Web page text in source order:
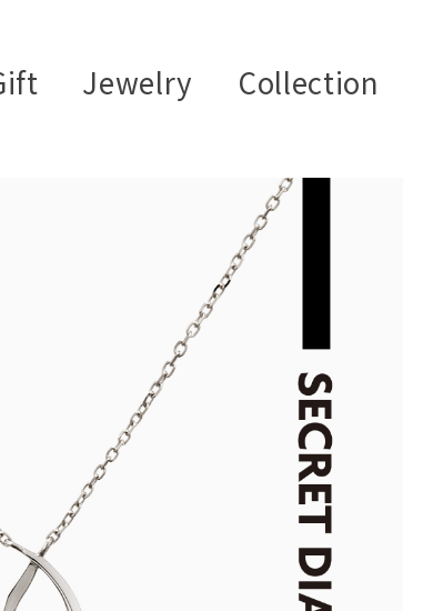
Jewelry Collection